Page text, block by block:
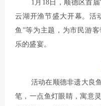
1月18日，顺德区首
云湖开渔节盛大开幕。活
鱼”等为主题，为市民游
乐的盛宴。
活动在顺德非遗大良
笔，一点鱼灯眼睛，寓意